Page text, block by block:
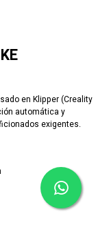
en Klipper (Creality
automática y
exigentes.